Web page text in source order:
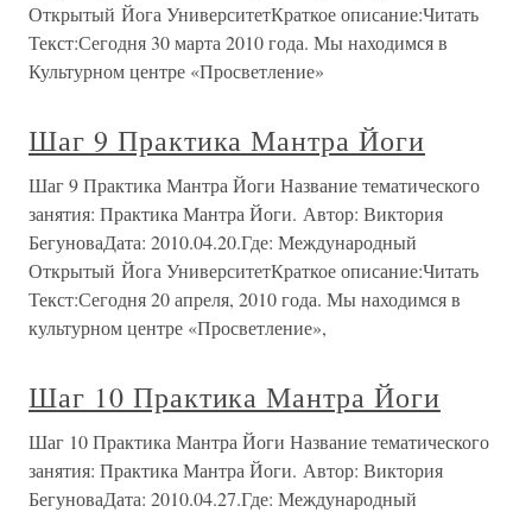
Открытый Йога УниверситетКраткое описание:Читать
Текст:Сегодня 30 марта 2010 года. Мы находимся в
Культурном центре «Просветление»
Шаг 9 Практика Мантра Йоги
Шаг 9 Практика Мантра Йоги Название тематического
занятия: Практика Мантра Йоги. Автор: Виктория
БегуноваДата: 2010.04.20.Где: Международный
Открытый Йога УниверситетКраткое описание:Читать
Текст:Сегодня 20 апреля, 2010 года. Мы находимся в
культурном центре «Просветление»,
Шаг 10 Практика Мантра Йоги
Шаг 10 Практика Мантра Йоги Название тематического
занятия: Практика Мантра Йоги. Автор: Виктория
БегуноваДата: 2010.04.27.Где: Международный